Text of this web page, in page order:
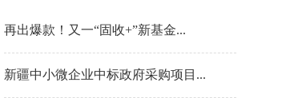
再出爆款！又一“固收+”新基金...
新疆中小微企业中标政府采购项目...